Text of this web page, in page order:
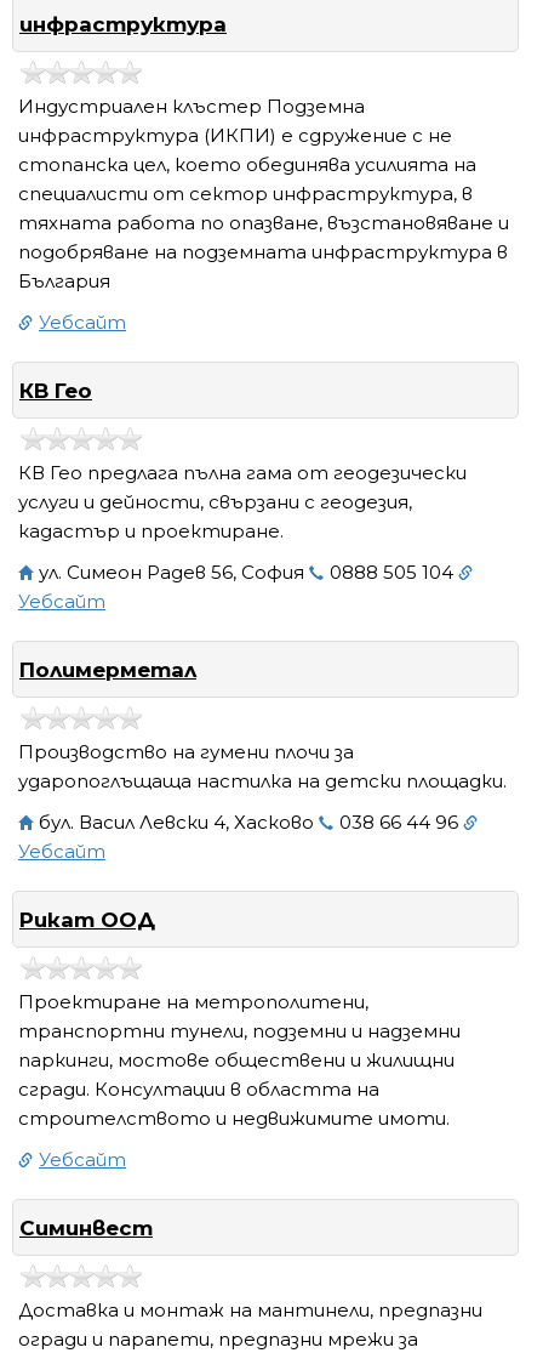
инфраструктура
Индустриален клъстер Подземна
инфраструктура (ИКПИ) е сдружение с не
стопанска цел, което обединява усилията на
специалисти от сектор инфраструктура, в
тяхната работа по опазване, възстановяване и
подобряване на подземната инфраструктура в
България
Уебсайт
КВ Гео
КВ Гео предлага пълна гама от геодезически
услуги и дейности, свързани с геодезия,
кадастър и проектиране.
ул. Симеон Радев 56, София
0888 505 104
Уебсайт
Полимерметал
Производство на гумени плочи за
ударопоглъщаща настилка на детски площадки.
бул. Васил Левски 4, Хасково
038 66 44 96
Уебсайт
Рикат ООД
Проектиране на метрополитени,
транспортни тунели, подземни и надземни
паркинги, мостове обществени и жилищни
сгради. Консултации в областта на
строителството и недвижимите имоти.
Уебсайт
Симинвест
Доставка и монтаж на мантинели, предпазни
огради и парапети, предпазни мрежи за